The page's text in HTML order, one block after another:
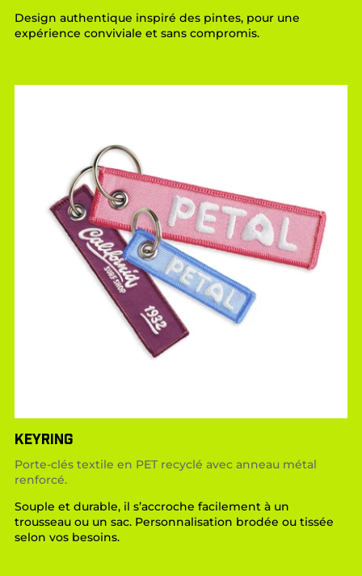
Design authentique inspiré des pintes, pour une
expérience conviviale et sans compromis.
KEYRING
Porte-clés textile en PET recyclé avec anneau métal
renforcé.
Souple et durable, il s’accroche facilement à un
trousseau ou un sac. Personnalisation brodée ou tissée
selon vos besoins.